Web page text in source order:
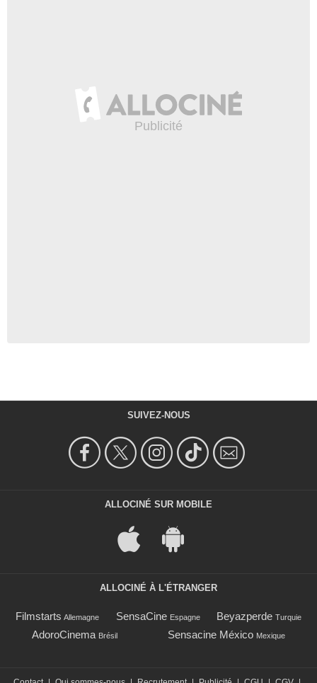
SUIVEZ-NOUS
ALLOCINÉ SUR MOBILE
ALLOCINÉ À L'ÉTRANGER
Filmstarts Allemagne SensaCine Espagne Beyazperde Turquie
AdoroCinema Brésil Sensacine México Mexique